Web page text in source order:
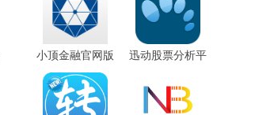
小顶金融官网版
迅动股票分析平